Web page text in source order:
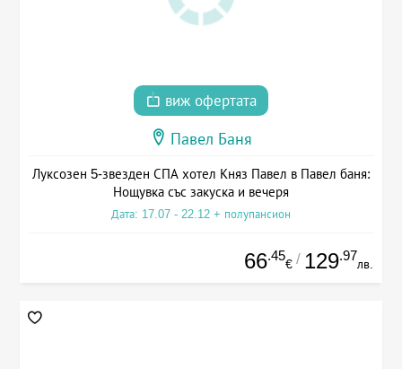
виж офертата
Павел Баня
Луксозен 5-звезден СПА хотел Княз Павел в Павел баня:
Нощувка със закуска и вечеря
Дата: 17.07 - 22.12 + полупансион
66.45
€ / 129.97
лв.